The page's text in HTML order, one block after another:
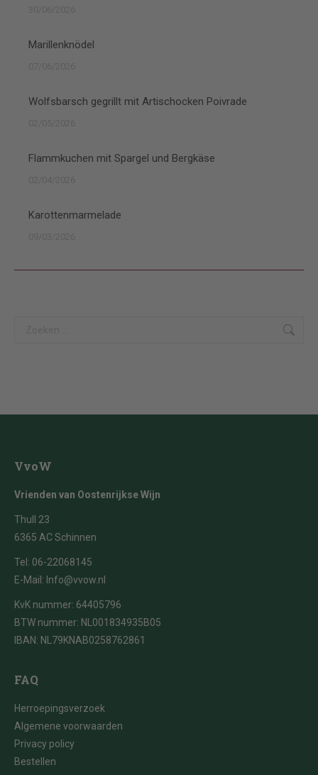
Marillenknödel
Wolfsbarsch gegrillt mit Artischocken Poivrade
Flammkuchen mit Spargel und Bergkäse
Karottenmarmelade
VvoW
Vrienden van Oostenrijkse Wijn
Thull 23
6365 AC Schinnen
Tel: 06-22068145
E-Mail: Info@vvow.nl
KvK nummer: 64405796
BTW nummer: NL001834935B05
IBAN: NL79KNAB0258762861
FAQ
Herroepingsverzoek
Algemene voorwaarden
Privacy policy
Bestellen